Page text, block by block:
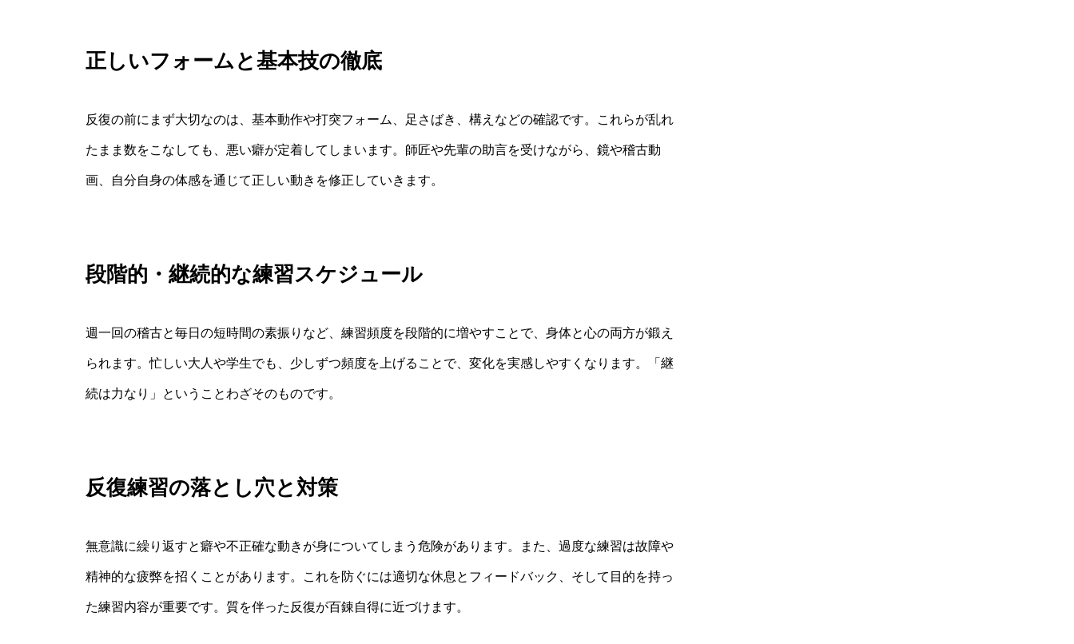
正しいフォームと基本技の徹底
反復の前にまず大切なのは、基本動作や打突フォーム、足さばき、構えなどの確認です。これらが乱れ
たまま数をこなしても、悪い癖が定着してしまいます。師匠や先輩の助言を受けながら、鏡や稽古動
画、自分自身の体感を通じて正しい動きを修正していきます。
段階的・継続的な練習スケジュール
週一回の稽古と毎日の短時間の素振りなど、練習頻度を段階的に増やすことで、身体と心の両方が鍛え
られます。忙しい大人や学生でも、少しずつ頻度を上げることで、変化を実感しやすくなります。「継
続は力なり」ということわざそのものです。
反復練習の落とし穴と対策
無意識に繰り返すと癖や不正確な動きが身についてしまう危険があります。また、過度な練習は故障や
精神的な疲弊を招くことがあります。これを防ぐには適切な休息とフィードバック、そして目的を持っ
た練習内容が重要です。質を伴った反復が百錬自得に近づけます。